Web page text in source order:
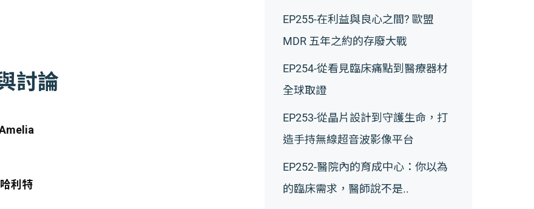
討論
哈利特
EP255-在利益與良心之間? 歐盟
MDR 五年之約的存廢大戰
EP254-從看見臨床痛點到醫療器材
全球取證
EP253-從晶片設計到守護生命，打
造手持無線超音波影像平台
EP252-醫院內的育成中心：你以為
的臨床需求，醫師說不是..